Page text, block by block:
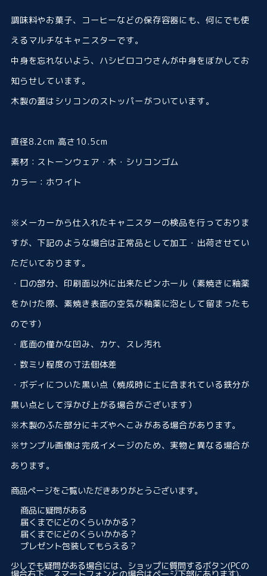
調味料やお菓子、コーヒーなどの保存容器にも、何にでも使
えるマルチなキャニスターです。
中身を忘れないよう、ハシビロコウさんが中身をぼかしてお
知らせしています。
木製の蓋はシリコンのストッパーがついています。
直径8.2cm 高さ10.5cm
素材：ストーンウェア・木・シリコンゴム
カラー：ホワイト
※メーカーから仕入れたキャニスターの検品を行っておりま
すが、下記のような場合は正常品として加工・出荷させてい
ただいております。
・口の部分、印刷面以外に出来たピンホール（素焼きに釉薬
をかけた際、素焼き表面の空気が釉薬に泡として留まったも
のです）
・底面の僅かな凹み、カケ、スレ汚れ
・数ミリ程度の寸法個体差
・ボディについた黒い点（焼成時に土に含まれている鉄分が
黒い点として浮かび上がる場合がございます）
※木製のふた部分にキズやへこみがある場合があります。
※サンプル画像は完成イメージのため、実物と異なる場合が
あります。
商品ページをご覧いただきありがとうございます。
商品に疑問がある
届くまでにどのくらいかかる？
届くまでにどのくらいかかる？
プレゼント包装してもらえる？
少しでも疑問がある場合には、ショップに質問するボタン(PCの